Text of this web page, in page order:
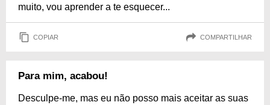
muito, vou aprender a te esquecer...
COPIAR COMPARTILHAR
Para mim, acabou!
Desculpe-me, mas eu não posso mais aceitar as suas